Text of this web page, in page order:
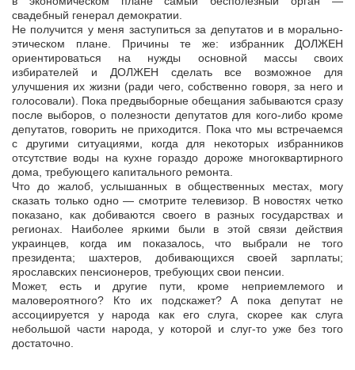
свадебный генерал демократии.
Не получится у меня заступиться за депутатов и в морально-
этическом плане. Причины те же: избранник ДОЛЖЕН
ориентироваться на нужды основной массы своих
избирателей и ДОЛЖЕН сделать все возможное для
улучшения их жизни (ради чего, собственно говоря, за него и
голосовали). Пока предвыборные обещания забываются сразу
после выборов, о полезности депутатов для кого-либо кроме
депутатов, говорить не приходится. Пока что мы встречаемся
с другими ситуациями, когда для некоторых избранников
отсутствие воды на кухне гораздо дороже многоквартирного
дома, требующего капитального ремонта.
Что до жалоб, услышанных в общественных местах, могу
сказать только одно — смотрите телевизор. В новостях четко
показано, как добиваются своего в разных государствах и
регионах. Наиболее яркими были в этой связи действия
украинцев, когда им показалось, что выбрали не того
президента; шахтеров, добивающихся своей зарплаты;
ярославских пенсионеров, требующих свои пенсии.
Может, есть и другие пути, кроме неприемлемого и
маловероятного? Кто их подскажет? А пока депутат не
ассоциируется у народа как его слуга, скорее как слуга
небольшой части народа, у которой и слуг-то уже без того
достаточно.